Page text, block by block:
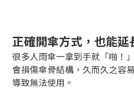
正確開傘方式，也能延
很多人雨傘一拿到手就「啪！
會損傷傘骨結構，久而久之容
導致無法使用。